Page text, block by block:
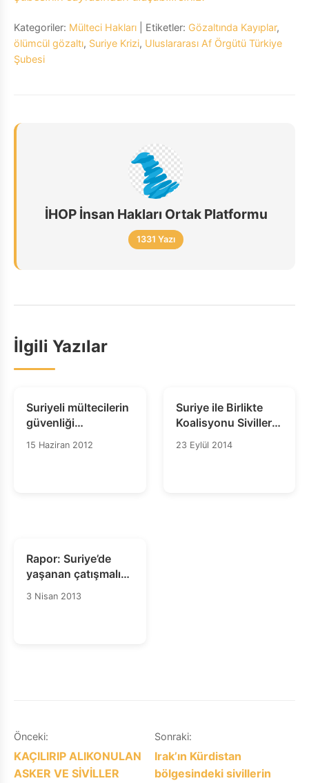
Kategoriler: Mülteci Hakları | Etiketler: Gözaltında Kayıplar,
ölümcül gözaltı, Suriye Krizi, Uluslararası Af Örgütü Türkiye
Şubesi
İHOP İnsan Hakları Ortak Platformu
1331 Yazı
İlgili Yazılar
Suriyeli mültecilerin
güvenliği
sağlanmalı ve
15 Haziran 2012
Suriye ile Birlikte
Koalisyonu Sivillerin
Korunmasının
Dünyanın Önceliği
23 Eylül 2014
Rapor: Suriye’de
yaşanan çatışmalı
süreç ve Hatay'daki
3 Nisan 2013
Yazı
gezinmesi
Önceki:
KAÇILIRIP ALIKONULAN
ASKER VE SİVİLLER
Sonraki:
Irak’ın Kürdistan
bölgesindeki sivillerin